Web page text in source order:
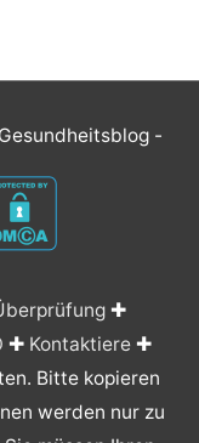
-
✚
✚ Kontaktiere✚
Bitte kopieren
werden nur zu